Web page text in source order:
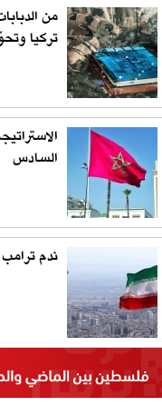
من
تركيا
السادس
ندم